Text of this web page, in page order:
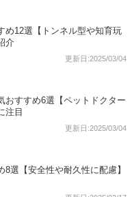
め12選【トンネル型や知育玩
介
更新日:2025/03/04
おすすめ6選【ペットドクター
注目
更新日:2025/03/04
選【安全性や耐久性に配慮】